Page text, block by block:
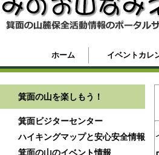
ホーム イベントカレ
箕面の山を楽しもう！
箕面ビジターセンター
ハイキングマップと安心安全情報
箕面の山のイベント情報